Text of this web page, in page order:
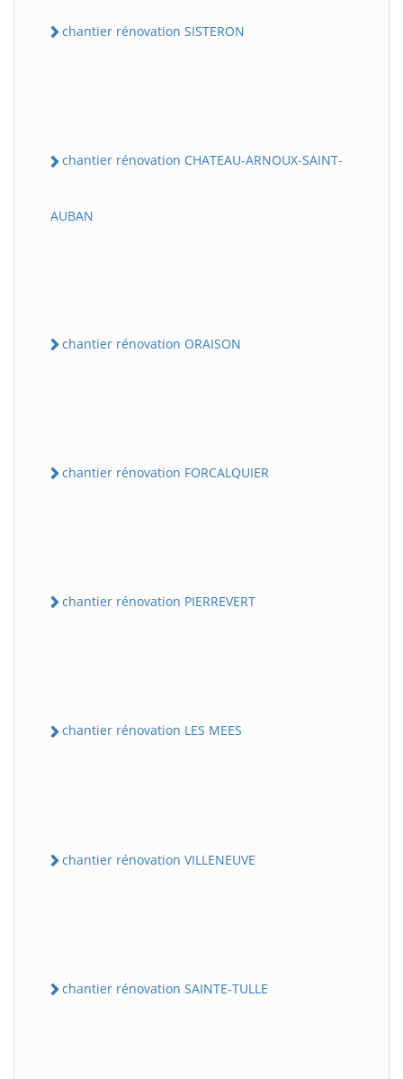
chantier rénovation SISTERON
chantier rénovation CHATEAU-ARNOUX-SAINT-
AUBAN
chantier rénovation ORAISON
chantier rénovation FORCALQUIER
chantier rénovation PIERREVERT
chantier rénovation LES MEES
chantier rénovation VILLENEUVE
chantier rénovation SAINTE-TULLE